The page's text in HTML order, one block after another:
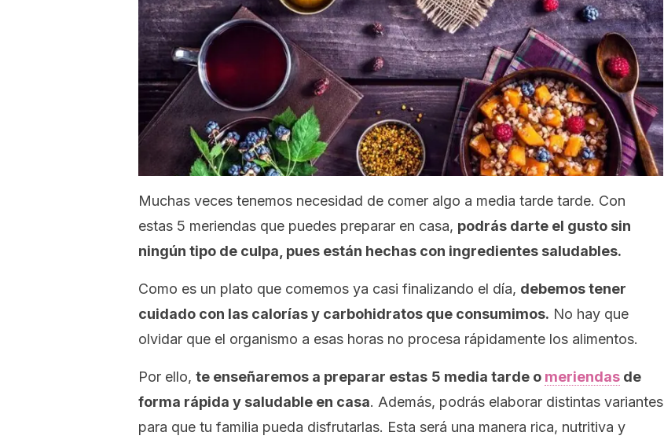
Muchas veces tenemos necesidad de comer algo a media tarde tarde. Con
estas 5 meriendas que puedes preparar en casa, podrás darte el gusto sin
ningún tipo de culpa, pues están hechas con ingredientes saludables.
Como es un plato que comemos ya casi finalizando el día, debemos tener
cuidado con las calorías y carbohidratos que consumimos. No hay que
olvidar que el organismo a esas horas no procesa rápidamente los alimentos.
Por ello, te enseñaremos a preparar estas 5 media tarde o meriendas de
forma rápida y saludable en casa. Además, podrás elaborar distintas variantes
para que tu familia pueda disfrutarlas. Esta será una manera rica, nutritiva y